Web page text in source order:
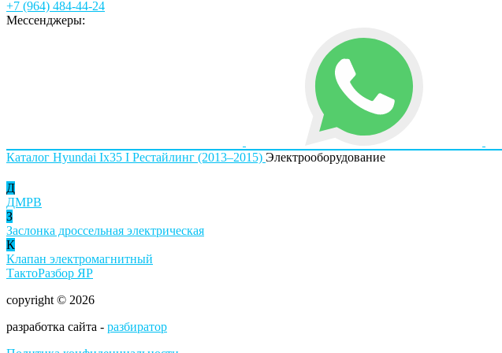
+7 (964) 484-44-24
Мессенджеры:
Каталог Hyundai Ix35 I Рестайлинг (2013–2015) Электрооборудование
Д
ДМРВ
З
Заслонка дроссельная электрическая
К
Клапан электромагнитный
ТактоРазбор ЯР
copyright © 2026
разработка сайта - разбиратор